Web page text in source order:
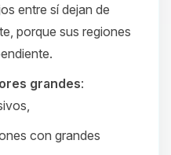
entre sí dejan de
porque sus regiones
grandes:
con grandes